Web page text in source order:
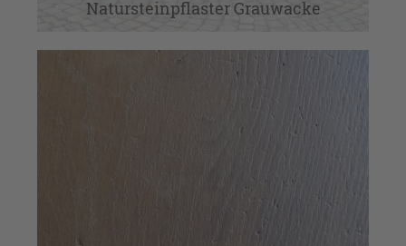
Natursteinpflaster Grauwacke